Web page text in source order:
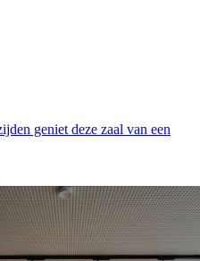
geniet deze zaal van een